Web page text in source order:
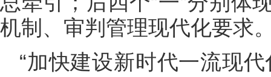
机制、审判管理现代化要求
“加快建设新时代一流现